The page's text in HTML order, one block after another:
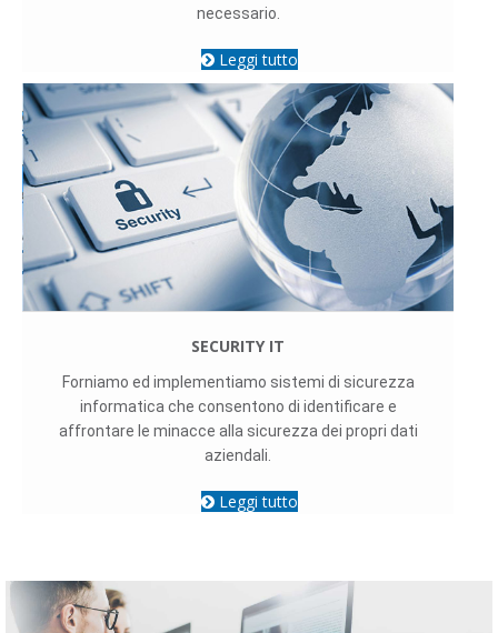
necessario.
Leggi tutto
SECURITY IT
Forniamo ed implementiamo sistemi di sicurezza
informatica che consentono di identificare e
affrontare le minacce alla sicurezza dei propri dati
aziendali.
Leggi tutto